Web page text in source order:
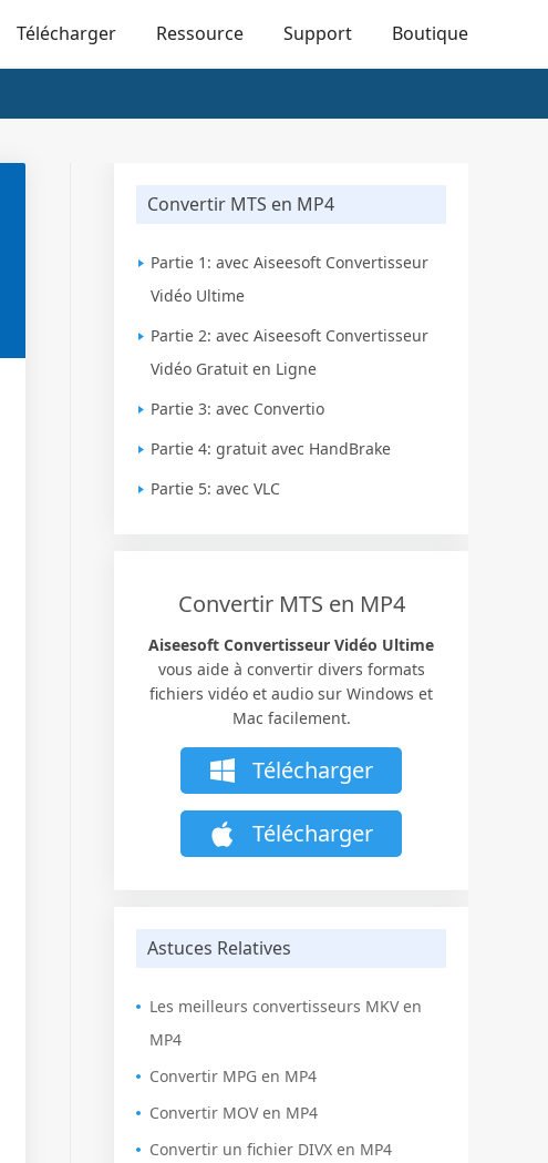
Télécharger Ressource Support Boutique
Convertir MTS en MP4
Partie 1: avec Aiseesoft Convertisseur
Vidéo Ultime
Partie 2: avec Aiseesoft Convertisseur
Vidéo Gratuit en Ligne
Partie 3: avec Convertio
Partie 4: gratuit avec HandBrake
Partie 5: avec VLC
Convertir MTS en MP4
Aiseesoft Convertisseur Vidéo Ultime
vous aide à convertir divers formats
fichiers vidéo et audio sur Windows et
Mac facilement.
Télécharger
Télécharger
Astuces Relatives
Les meilleurs convertisseurs MKV en
MP4
Convertir MPG en MP4
Convertir MOV en MP4
Convertir un fichier DIVX en MP4